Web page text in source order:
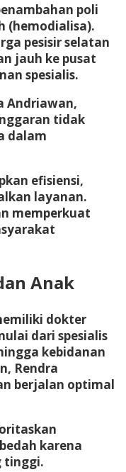
poli
(hemodialisa).
pesisir selatan
jauh ke pusat
spesialis.
Andriawan,
tidak
dalam
efisiensi,
layanan.
memperkuat
Anak
dokter
dari spesialis
kebidanan
Rendra
berjalan optimal
karena
tinggi.